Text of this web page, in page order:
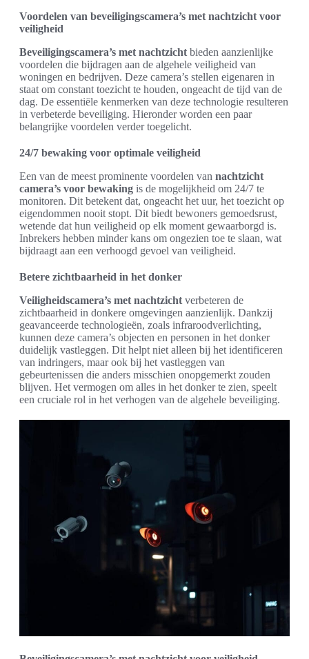
Voordelen van beveiligingscamera’s met nachtzicht voor
veiligheid
Beveiligingscamera’s met nachtzicht bieden aanzienlijke
voordelen die bijdragen aan de algehele veiligheid van
woningen en bedrijven. Deze camera’s stellen eigenaren in
staat om constant toezicht te houden, ongeacht de tijd van de
dag. De essentiële kenmerken van deze technologie resulteren
in verbeterde beveiliging. Hieronder worden een paar
belangrijke voordelen verder toegelicht.
24/7 bewaking voor optimale veiligheid
Een van de meest prominente voordelen van nachtzicht
camera’s voor bewaking is de mogelijkheid om 24/7 te
monitoren. Dit betekent dat, ongeacht het uur, het toezicht op
eigendommen nooit stopt. Dit biedt bewoners gemoedsrust,
wetende dat hun veiligheid op elk moment gewaarborgd is.
Inbrekers hebben minder kans om ongezien toe te slaan, wat
bijdraagt aan een verhoogd gevoel van veiligheid.
Betere zichtbaarheid in het donker
Veiligheidscamera’s met nachtzicht verbeteren de
zichtbaarheid in donkere omgevingen aanzienlijk. Dankzij
geavanceerde technologieën, zoals infraroodverlichting,
kunnen deze camera’s objecten en personen in het donker
duidelijk vastleggen. Dit helpt niet alleen bij het identificeren
van indringers, maar ook bij het vastleggen van
gebeurtenissen die anders misschien onopgemerkt zouden
blijven. Het vermogen om alles in het donker te zien, speelt
een cruciale rol in het verhogen van de algehele beveiliging.